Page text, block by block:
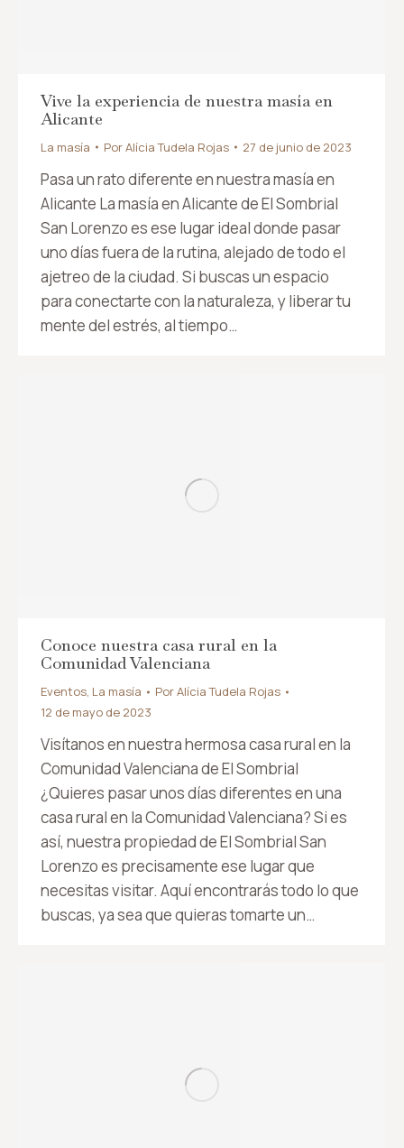
Vive la experiencia de nuestra masía en
Alicante
La masía PorAlícia Tudela Rojas 27 de junio de 2023
Pasa un rato diferente en nuestra masía en
Alicante La masía en Alicante de El Sombrial
San Lorenzo es ese lugar ideal donde pasar
uno días fuera de la rutina, alejado de todo el
ajetreo de la ciudad. Si buscas un espacio
para conectarte con la naturaleza, y liberar tu
mente del estrés, al tiempo…
Conoce nuestra casa rural en la
Comunidad Valenciana
Eventos, La masía PorAlícia Tudela Rojas
12 de mayo de 2023
Visítanos en nuestra hermosa casa rural en la
Comunidad Valenciana de El Sombrial
¿Quieres pasar unos días diferentes en una
casa rural en la Comunidad Valenciana? Si es
así, nuestra propiedad de El Sombrial San
Lorenzo es precisamente ese lugar que
necesitas visitar. Aquí encontrarás todo lo que
buscas, ya sea que quieras tomarte un…